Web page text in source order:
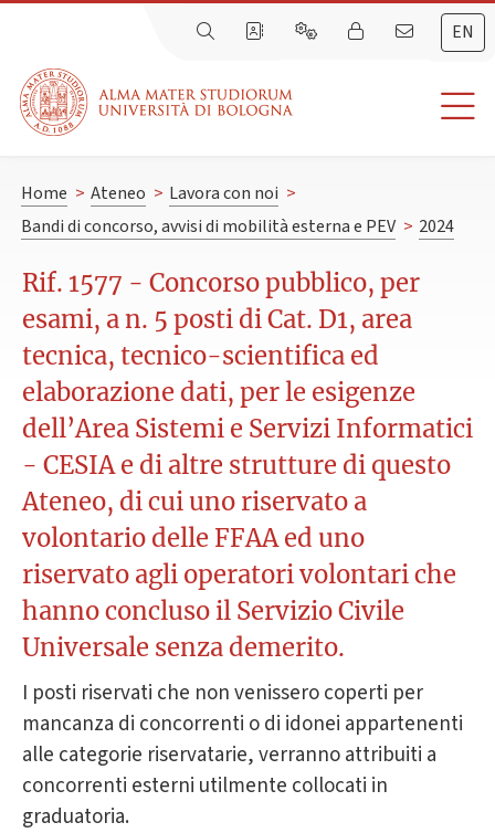
EN
Home > Ateneo > Lavora con noi >
Bandi di concorso, avvisi di mobilità esterna e PEV > 2024
Rif. 1577 - Concorso pubblico, per
esami, a n. 5 posti di Cat. D1, area
tecnica, tecnico-scientifica ed
elaborazione dati, per le esigenze
dell’Area Sistemi e Servizi Informatici
- CESIA e di altre strutture di questo
Ateneo, di cui uno riservato a
volontario delle FFAA ed uno
riservato agli operatori volontari che
hanno concluso il Servizio Civile
Universale senza demerito.
I posti riservati che non venissero coperti per
mancanza di concorrenti o di idonei appartenenti
alle categorie riservatarie, verranno attribuiti a
concorrenti esterni utilmente collocati in
graduatoria.